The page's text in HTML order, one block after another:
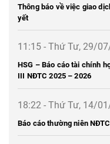
Thông báo về việc giao
yết
11:15 - Thứ Tư, 29/
HSG – Báo cáo tài chính
III NĐTC 2025 – 2026
18:22 - Thứ Tư, 14/
Báo cáo thường niên